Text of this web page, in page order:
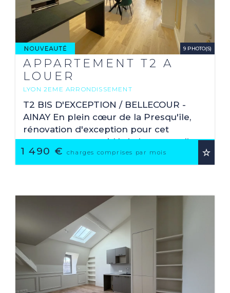
9 PHOTO(S)
APPARTEMENT T2 A
LOUER
LYON 2EME ARRONDISSEMENT
54.17 M2
1 490 € charges comprises par mois
T2 BIS D'EXCEPTION / BELLECOUR -
AINAY En plein cœur de la Presqu'île,
rénovation d'exception pour cet
appartement meublé de haut standing
(mobilier Praho) situé au 2ème étage
avec ascenseur. ...